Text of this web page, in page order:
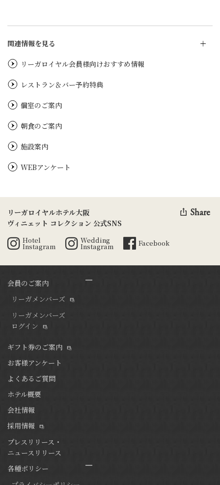
関連情報を見る
リーガロイヤル会員様向けおすすめ情報
レストラン＆バー予約特典
個室のご案内
朝食のご案内
施設案内
WEBアンケート
リーガロイヤルホテル大阪
ヴィニェット コレクション 公式SNS
Hotel
Instagram
Wedding
Instagram Facebook
Share
会員のご案内
リーガメンバーズ
リーガメンバーズ
ログイン
ギフト券のご案内
お客様アンケート
よくあるご質問
ホテル概要
会社情報
採用情報
プレスリリース・
ニュースリリース
各種ポリシー